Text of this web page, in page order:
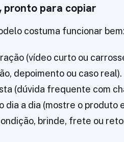
pronto para copiar
costuma funcionar
(vídeo curto ou
depoimento ou caso real).
(dúvida frequente com
dia a dia (mostre o produto
brinde, frete ou